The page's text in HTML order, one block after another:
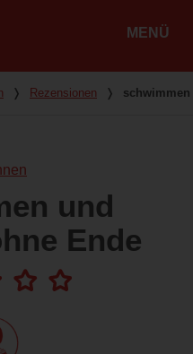
MENÜ
❭ Rezensionen ❭
und
Ende